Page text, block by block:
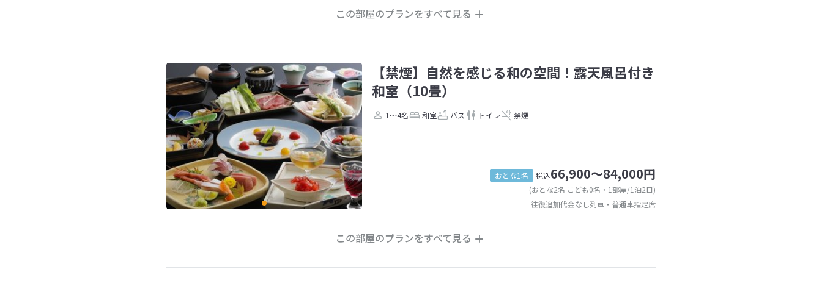
この部屋のプランをすべて見る
【禁煙】自然を感じる和の空間！露天風呂付き
和室（10畳）
1～4名 和室 バス トイレ 禁煙
おとな1名 税込66,900～84,000円
(おとな2名 こども0名・1部屋/1泊2日)
往復追加代金なし列車・普通車指定席
この部屋のプランをすべて見る